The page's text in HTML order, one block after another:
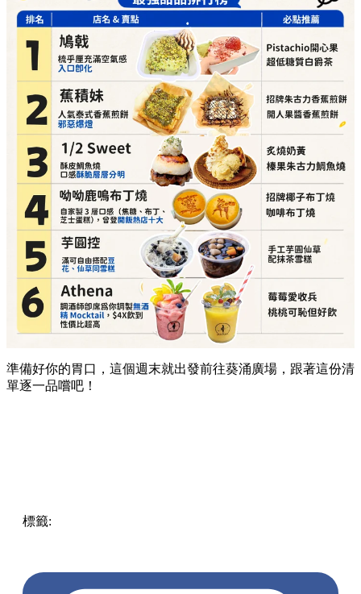
準備好你的胃口，這個週末就出發前往葵涌廣場，跟著這份清
單逐一品嚐吧！
標籤: